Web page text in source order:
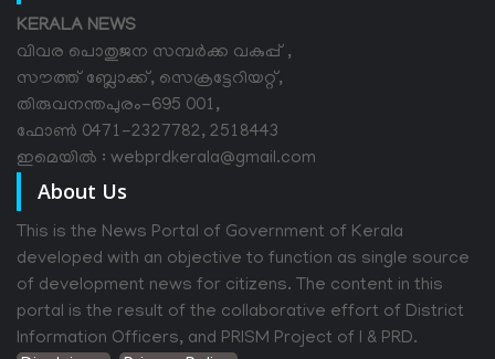
KERALA NEWS
വിവര പൊതുജന സമ്പര്‍ക്ക വകുപ്പ് ,
സൗത്ത് ബ്ലോക്ക്, സെക്രട്ടേറിയറ്റ്,
തിരുവനന്തപുരം-695 001,
ഫോൺ 0471-2327782, 2518443
ഇമെയിൽ : webprdkerala@gmail.com
About Us
This is the News Portal of Government of Kerala
developed with an objective to function as single source
of development news for citizens. The content in this
portal is the result of the collaborative effort of District
Information Officers, and PRISM Project of I & PRD.